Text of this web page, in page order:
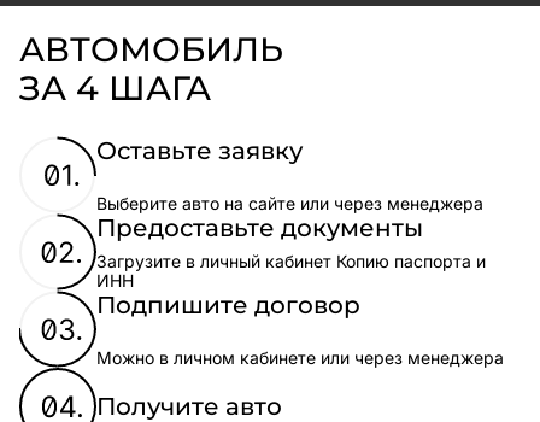
АВТОМОБИЛЬ
ЗА 4 ШАГА
Оставьте заявку
Выберите авто на сайте или через менеджера
Предоставьте документы
Загрузите в личный кабинет Копию паспорта и
ИНН
Подпишите договор
Можно в личном кабинете или через менеджера
Получите авто